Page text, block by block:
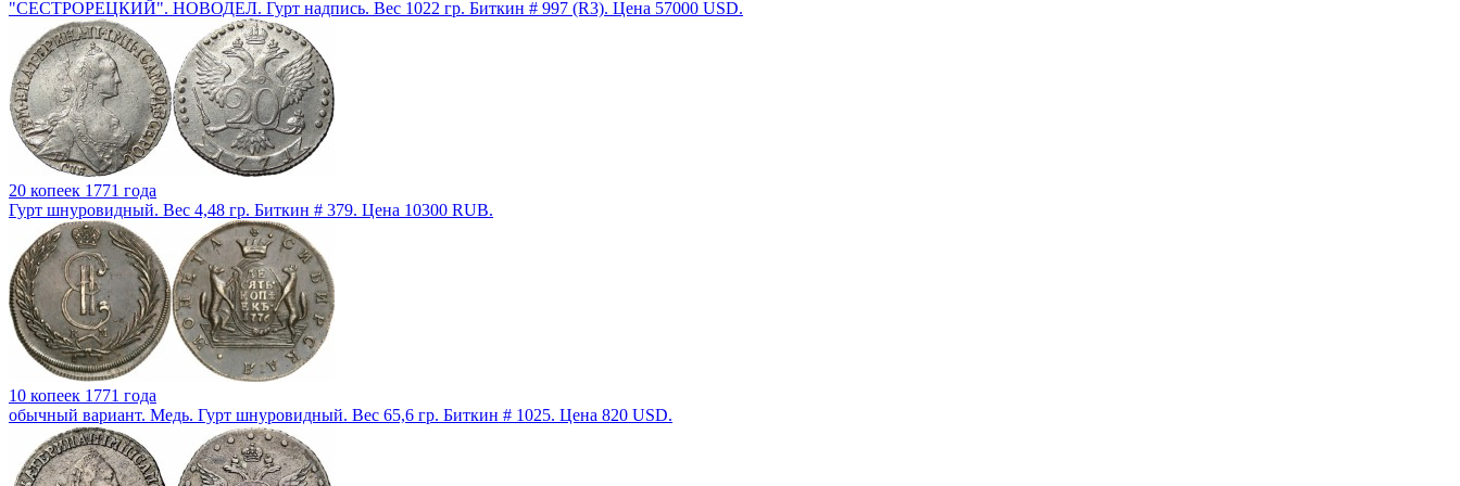
"СЕСТРОРЕЦКИЙ". НОВОДЕЛ. Гурт надпись. Вес 1022 гр. Биткин # 997 (R3). Цена 57000 USD.
20 копеек 1771 года
Гурт шнуровидный. Вес 4,48 гр. Биткин # 379. Цена 10300 RUB.
10 копеек 1771 года
обычный вариант. Медь. Гурт шнуровидный. Вес 65,6 гр. Биткин # 1025. Цена 820 USD.